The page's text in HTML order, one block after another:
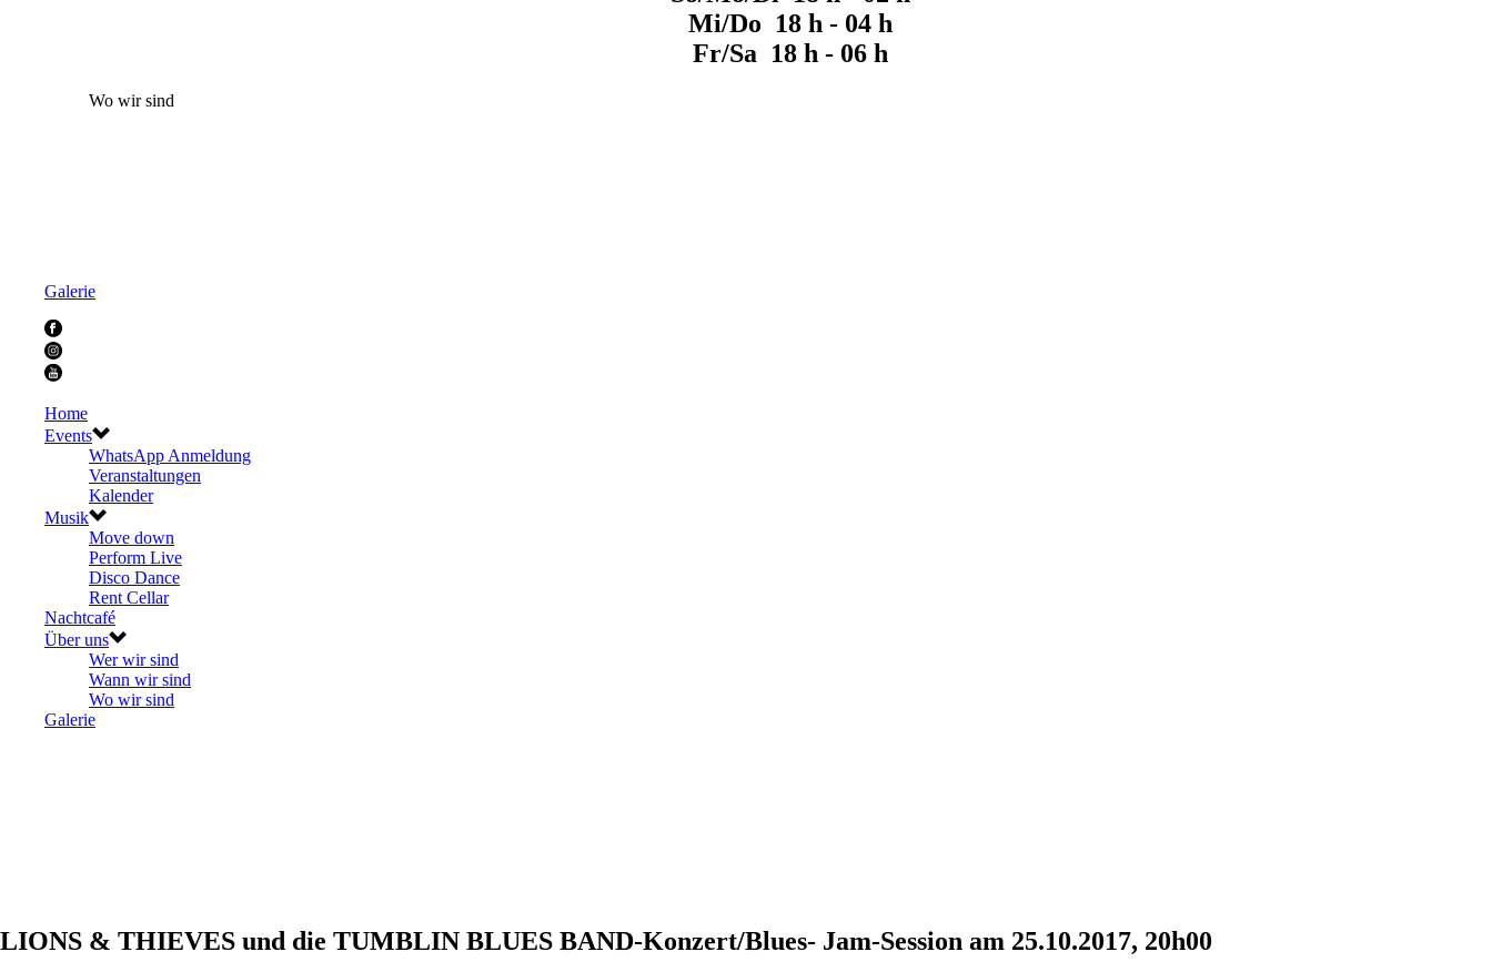
Mi/Do 18 h - 04 h
Fr/Sa 18 h - 06 h
Wo wir sind
Galerie
Home
Events
WhatsApp Anmeldung
Veranstaltungen
Kalender
Musik
Move down
Perform Live
Disco Dance
Rent Cellar
Nachtcafé
Über uns
Wer wir sind
Wann wir sind
Wo wir sind
Galerie
LIONS & THIEVES und die TUMBLIN BLUES BAND-Konzert/Blues- Jam-Session am 25.10.2017, 20h00